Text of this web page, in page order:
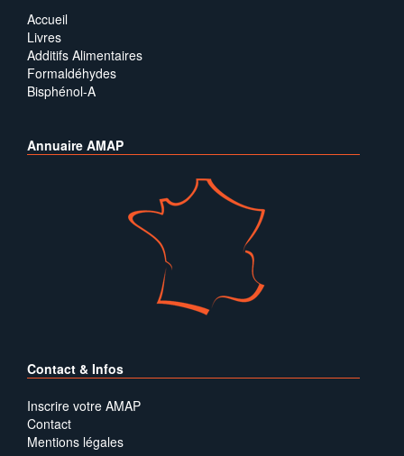
Accueil
Livres
Additifs Alimentaires
Formaldéhydes
Bisphénol-A
Annuaire AMAP
Contact & Infos
Inscrire votre AMAP
Contact
Mentions légales